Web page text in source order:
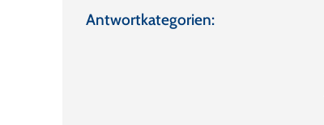
Antwortkategorien: